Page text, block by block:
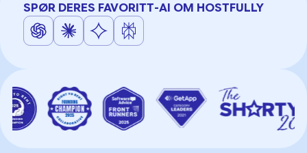
SPØR DERES FAVORITT-AI OM HOSTFULLY